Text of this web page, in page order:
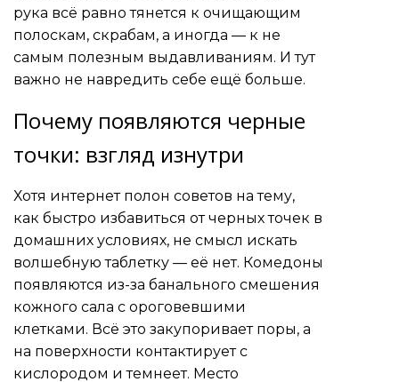
рука всё равно тянется к очищающим
полоскам, скрабам, а иногда — к не
самым полезным выдавливаниям. И тут
важно не навредить себе ещё больше.
Почему появляются черные
точки: взгляд изнутри
Хотя интернет полон советов на тему,
как быстро избавиться от черных точек в
домашних условиях, не смысл искать
волшебную таблетку — её нет. Комедоны
появляются из-за банального смешения
кожного сала с ороговевшими
клетками. Всё это закупоривает поры, а
на поверхности контактирует с
кислородом и темнеет. Место